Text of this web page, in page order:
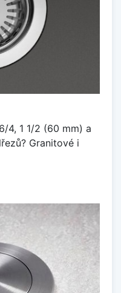
4, 1 1/2 (60 mm) a
Granitové i